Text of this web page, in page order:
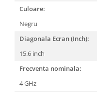
Culoare:
Negru
Diagonala Ecran (Inch):
15.6 inch
Frecventa nominala:
4 GHz